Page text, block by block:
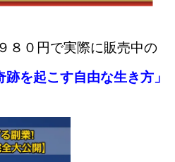
８０円で実際に販売中の
を起こす自由な生き方」